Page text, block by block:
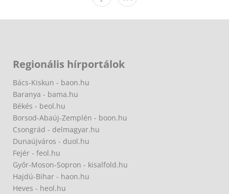
Regionális hírportálok
Bács-Kiskun - baon.hu
Baranya - bama.hu
Békés - beol.hu
Borsod-Abaúj-Zemplén - boon.hu
Csongrád - delmagyar.hu
Dunaújváros - duol.hu
Fejér - feol.hu
Győr-Moson-Sopron - kisalfold.hu
Hajdú-Bihar - haon.hu
Heves - heol.hu